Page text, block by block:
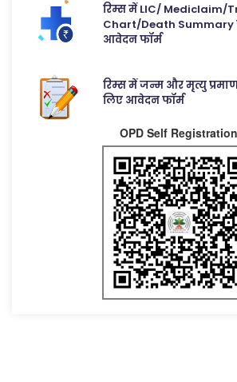
रिम्स में LIC/ Mediclaim/
Chart/Death Summary
आवेदन फॉर्म
रिम्स में जन्म और मृत्यु
लिए आवेदन फॉर्म
OPD Self Registration